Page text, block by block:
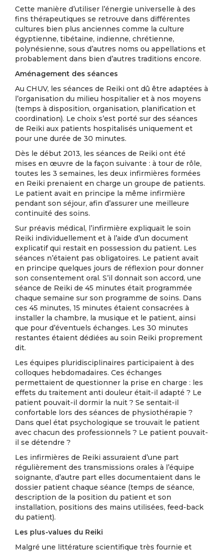
Cette manière d’utiliser l’énergie universelle à des
fins thérapeutiques se retrouve dans différentes
cultures bien plus anciennes comme la culture
égyptienne, tibétaine, indienne, chrétienne,
polynésienne, sous d’autres noms ou appellations et
probablement dans bien d’autres traditions encore.
Aménagement des séances
Au CHUV, les séances de Reiki ont dû être adaptées à
l’organisation du milieu hospitalier et à nos moyens
(temps à disposition, organisation, planification et
coordination). Le choix s’est porté sur des séances
de Reiki aux patients hospitalisés uniquement et
pour une durée de 30 minutes.
Dès le début 2013, les séances de Reiki ont été
mises en œuvre de la façon suivante : à tour de rôle,
toutes les 3 semaines, les deux infirmières formées
en Reiki prenaient en charge un groupe de patients.
Le patient avait en principe la même infirmière
pendant son séjour, afin d’assurer une meilleure
continuité des soins.
Sur préavis médical, l’infirmière expliquait le soin
Reiki individuellement et à l’aide d’un document
explicatif qui restait en possession du patient. Les
séances n’étaient pas obligatoires. Le patient avait
en principe quelques jours de réflexion pour donner
son consentement oral. S’il donnait son accord, une
séance de Reiki de 45 minutes était programmée
chaque semaine sur son programme de soins. Dans
ces 45 minutes, 15 minutes étaient consacrées à
installer la chambre, la musique et le patient, ainsi
que pour d’éventuels échanges. Les 30 minutes
restantes étaient dédiées au soin Reiki proprement
dit.
Les équipes pluridisciplinaires participaient à des
colloques hebdomadaires. Ces échanges
permettaient de questionner la prise en charge : les
effets du traitement anti douleur était-il adapté ? Le
patient pouvait-il dormir la nuit ? Se sentait-il
confortable lors des séances de physiothérapie ?
Dans quel état psychologique se trouvait le patient
avec chacun des professionnels ? Le patient pouvait-
il se détendre ?
Les infirmières de Reiki assuraient d’une part
régulièrement des transmissions orales à l’équipe
soignante, d’autre part elles documentaient dans le
dossier patient chaque séance (temps de séance,
description de la position du patient et son
installation, positions des mains utilisées, feed-back
du patient).
Les plus-values du Reiki
Malgré une littérature scientifique très fournie et